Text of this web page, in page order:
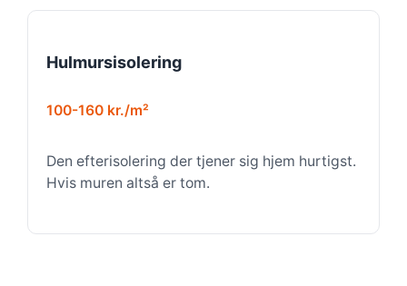
Hulmursisolering
100-160 kr./m²
Den efterisolering der tjener sig hjem hurtigst.
Hvis muren altså er tom.